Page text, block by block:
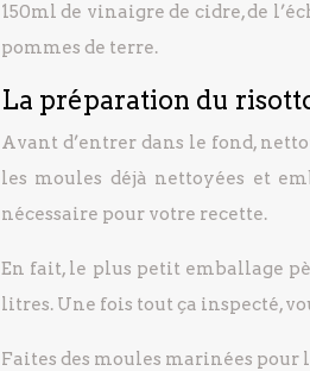
150ml de vinaigre de cidre, de
pommes de terre.
La préparation du
Avant d’entrer dans le fond,
les moules déjà nettoyées et
nécessaire pour votre recette.
En fait, le plus petit emballage
litres. Une fois tout ça inspecté,
Faites des moules marinées